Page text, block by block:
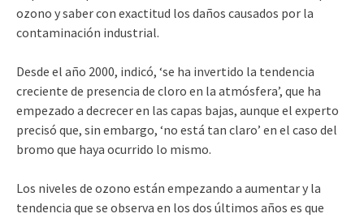
ozono y saber con exactitud los daños causados por la
contaminación industrial.
Desde el año 2000, indicó, ‘se ha invertido la tendencia
creciente de presencia de cloro en la atmósfera’, que ha
empezado a decrecer en las capas bajas, aunque el experto
precisó que, sin embargo, ‘no está tan claro’ en el caso del
bromo que haya ocurrido lo mismo.
Los niveles de ozono están empezando a aumentar y la
tendencia que se observa en los dos últimos años es que